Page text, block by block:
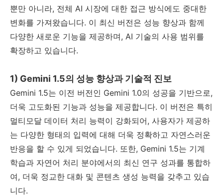
뿐만 아니라, 전체 AI 시장에 대한 접근 방식에도 중대한
변화를 가져왔습니다. 이 최신 버전은 성능 향상과 함께
다양한 새로운 기능을 제공하며, AI 기술의 사용 범위를
확장하고 있습니다.
1) Gemini 1.5의 성능 향상과 기술적 진보
Gemini 1.5는 이전 버전인 Gemini 1.0의 성공을 기반으로,
더욱 고도화된 기능과 성능을 제공합니다. 이 버전은 특히
멀티모달 데이터 처리 능력이 강화되어, 사용자가 제공하
는 다양한 형태의 입력에 대해 더욱 정확하고 자연스러운
반응을 할 수 있게 되었습니다. 또한, Gemini 1.5는 기계
학습과 자연어 처리 분야에서의 최신 연구 성과를 통합하
여, 더욱 정교한 대화 및 콘텐츠 생성 능력을 갖추고 있습
니다.